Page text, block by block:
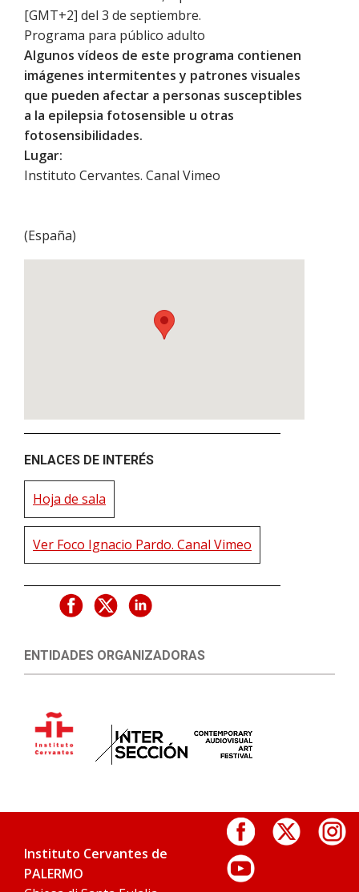
[GMT+2] del 3 de septiembre.
Programa para público adulto
Algunos vídeos de este programa contienen
imágenes intermitentes y patrones visuales
que pueden afectar a personas susceptibles
a la epilepsia fotosensible u otras
fotosensibilidades.
Lugar:
Instituto Cervantes. Canal Vimeo
(España)
ENLACES DE INTERÉS
Hoja de sala
Ver Foco Ignacio Pardo. Canal Vimeo
ENTIDADES ORGANIZADORAS
Instituto Cervantes de
PALERMO